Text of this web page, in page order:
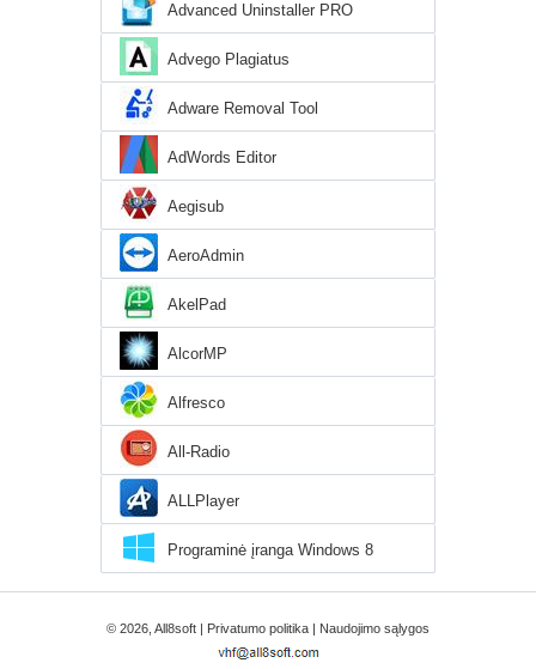
Advanced Uninstaller PRO
Advego Plagiatus
Adware Removal Tool
AdWords Editor
Aegisub
AeroAdmin
AkelPad
AlcorMP
Alfresco
All-Radio
ALLPlayer
Programinė įranga Windows 8
© 2026, All8soft | Privatumo politika | Naudojimo sąlygos